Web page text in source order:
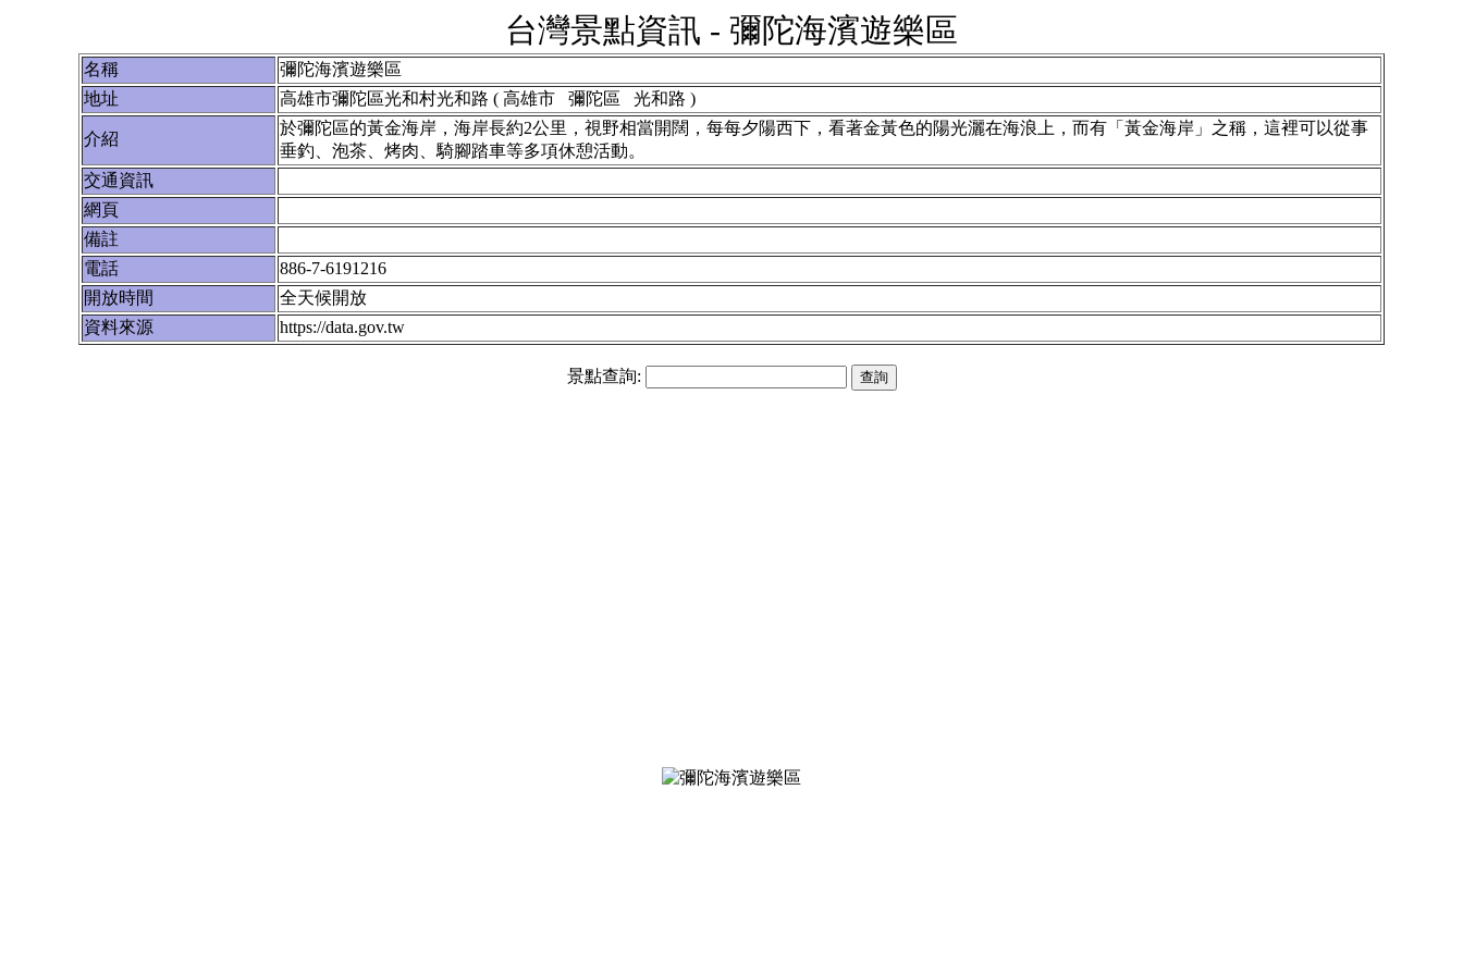
台灣景點資訊 - 彌陀海濱遊樂區
名稱
彌陀海濱遊樂區
地址
高雄市彌陀區光和村光和路 ( 高雄市 彌陀區 光和路 )
介紹
於彌陀區的黃金海岸，海岸長約2公里，視野相當開闊，每每夕陽西下，看著金黃色的陽光灑在海浪上，而有「黃金海岸」之稱，這裡可以從事
垂釣、泡茶、烤肉、騎腳踏車等多項休憩活動。
交通資訊
網頁
備註
電話
886-7-6191216
開放時間
全天候開放
資料來源
https://data.gov.tw
景點查詢: